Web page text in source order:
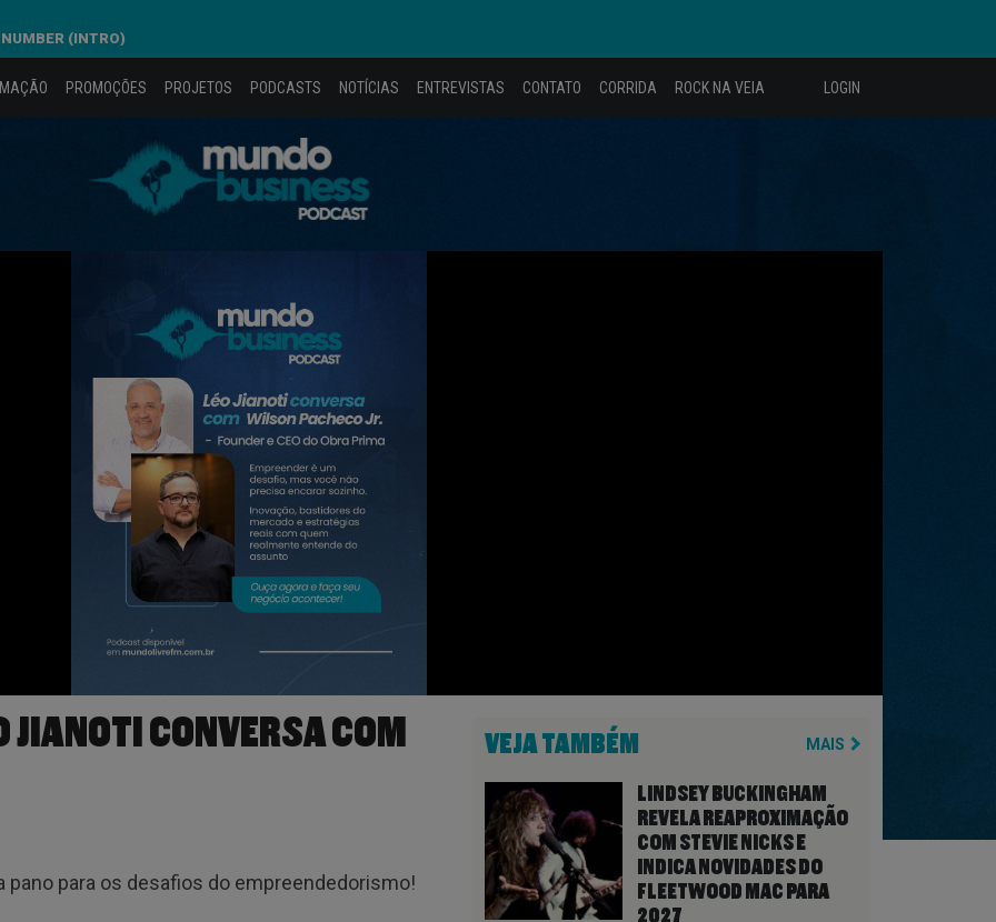
(INTRO)
PROMOÇÕES PROJETOS PODCASTS NOTÍCIAS ENTREVISTAS CONTATO CORRIDA ROCK NA VEIA LOGIN
JIANOTI CONVERSA COM
para os desafios do empreendedorismo!
VEJA TAMBÉM MAIS
LINDSEY BUCKINGHAM
REVELA REAPROXIMAÇÃO
COM STEVIE NICKS E
INDICA NOVIDADES DO
FLEETWOOD MAC PARA
2027